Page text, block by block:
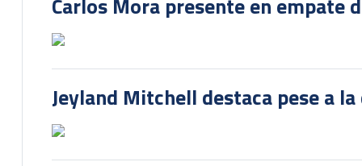
Jeyland Mitchell destaca pese a